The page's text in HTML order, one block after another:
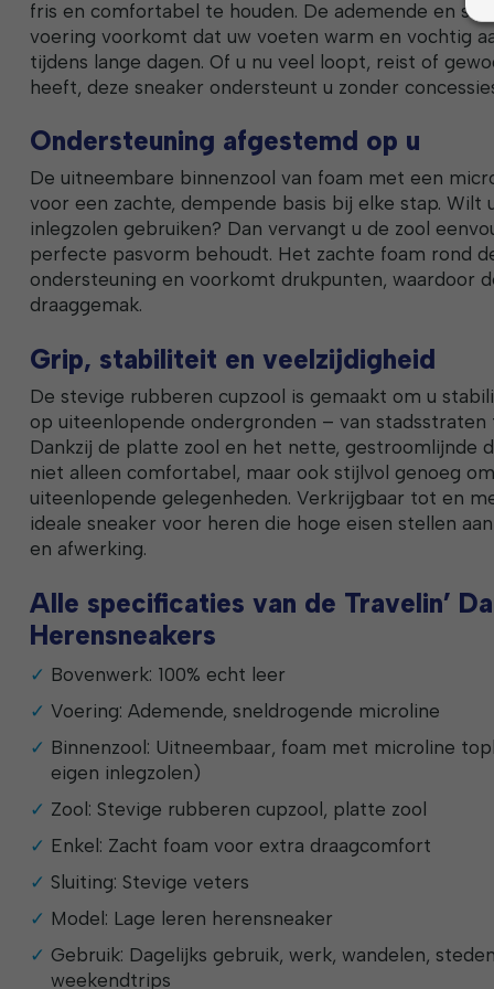
fris en comfortabel te houden. De ademende en
voering voorkomt dat uw voeten warm en vochtig
tijdens lange dagen. Of u nu veel loopt, reist of
heeft, deze sneaker ondersteunt u zonder
Ondersteuning afgestemd op u
De uitneembare binnenzool van foam met een
voor een zachte, dempende basis bij elke stap. Wilt
inlegzolen gebruiken? Dan vervangt u de zool
perfecte pasvorm behoudt. Het zachte foam rond
ondersteuning en voorkomt drukpunten, waardoor
draaggemak.
Grip, stabiliteit en veelzijdigheid
De stevige rubberen cupzool is gemaakt om u
op uiteenlopende ondergronden – van stadsstraten
Dankzij de platte zool en het nette, gestroomlijnde
niet alleen comfortabel, maar ook stijlvol genoeg
uiteenlopende gelegenheden. Verkrijgbaar tot en
ideale sneaker voor heren die hoge eisen stellen
en afwerking.
Alle specificaties van de Travelin’
Herensneakers
Bovenwerk: 100% echt leer
Voering: Ademende, sneldrogende microline
Binnenzool: Uitneembaar, foam met microline
eigen inlegzolen)
Zool: Stevige rubberen cupzool, platte zool
Enkel: Zacht foam voor extra draagcomfort
Sluiting: Stevige veters
Model: Lage leren herensneaker
Gebruik: Dagelijks gebruik, werk, wandelen,
weekendtrips